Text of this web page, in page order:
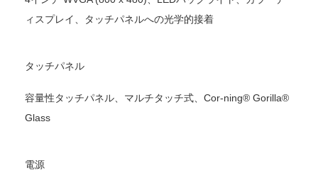
ィスプレイ、タッチパネルへの光学的接着
タッチパネル
容量性タッチパネル、マルチタッチ式、Cor-ning® Gorilla®
Glass
電源